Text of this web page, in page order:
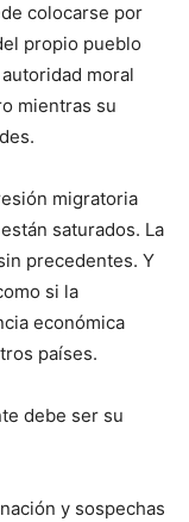
colocarse por
propio pueblo
moral
mientras su
migratoria
saturados. La
precedentes. Y
si la
económica
países.
debe ser su
y sospechas